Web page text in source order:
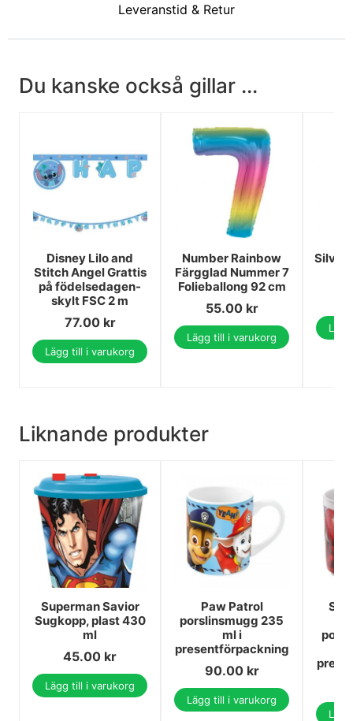
Leveranstid & Retur
Du kanske också gillar ...
Disney Lilo and
Stitch Angel Grattis
på födelsedagen-
skylt FSC 2 m
77.00 kr
Lägg till i varukorg
Number Rainbow
Färgglad Nummer 7
Folieballong 92 cm
55.00 kr
Lägg till i varukorg
Liknande produkter
Superman Savior
Sugkopp, plast 430
ml
45.00 kr
Lägg till i varukorg
Paw Patrol
porslinsmugg 235
ml i
presentförpackning
90.00 kr
Lägg till i varukorg